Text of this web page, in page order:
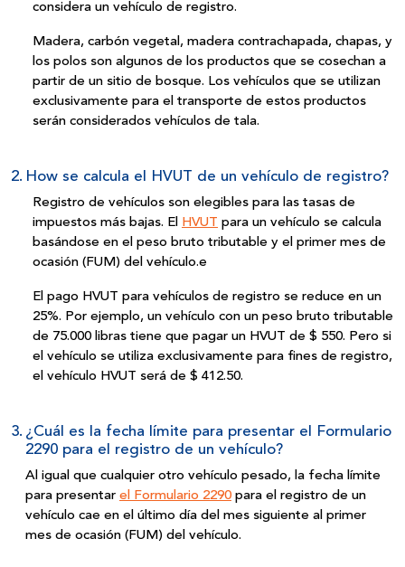
considera un vehículo de registro.
Madera, carbón vegetal, madera contrachapada, chapas, y
los polos son algunos de los productos que se cosechan a
partir de un sitio de bosque. Los vehículos que se utilizan
exclusivamente para el transporte de estos productos
serán considerados vehículos de tala.
2. How se calcula el HVUT de un vehículo de registro?
Registro de vehículos son elegibles para las tasas de
impuestos más bajas. El HVUT para un vehículo se calcula
basándose en el peso bruto tributable y el primer mes de
ocasión (FUM) del vehículo.e
El pago HVUT para vehículos de registro se reduce en un
25%. Por ejemplo, un vehículo con un peso bruto tributable
de 75.000 libras tiene que pagar un HVUT de $ 550. Pero si
el vehículo se utiliza exclusivamente para fines de registro,
el vehículo HVUT será de $ 412.50.
3. ¿Cuál es la fecha límite para presentar el Formulario
2290 para el registro de un vehículo?
Al igual que cualquier otro vehículo pesado, la fecha límite
para presentar el Formulario 2290 para el registro de un
vehículo cae en el último día del mes siguiente al primer
mes de ocasión (FUM) del vehículo.